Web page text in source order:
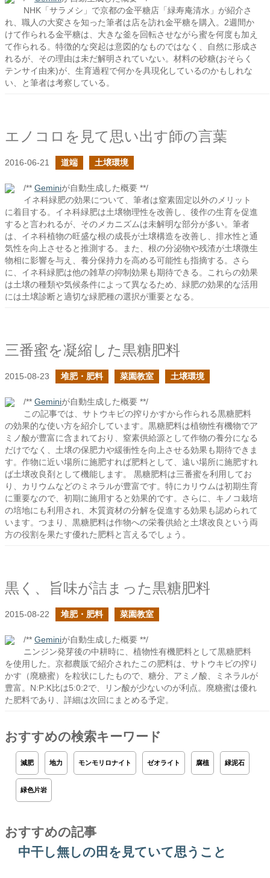
NHK「サラメシ」で京都の金平糖店「緑寿庵清水」が紹介さ
れ、職人の大変さを知った筆者は店を訪れ金平糖を購入。2週間か
けて作られる金平糖は、大きな釜を回転させながら蜜を何度も加え
て作られる。特徴的な突起は意図的なものではなく、自然に形成さ
れるが、その理由は未だ解明されていない。材料の砂糖(おそらく
テンサイ由来)が、生育過程で何かを具現化しているのかもしれな
い、と筆者は考察している。
エノコロを見て思い出す師の言葉
2016-06-21 道端 土壌環境
/** Geminiが自動生成した概要 **/
イネ科緑肥の効果について、筆者は窒素固定以外のメリット
に着目する。イネ科緑肥は土壌物理性を改善し、後作の生育を促進
すると言われるが、そのメカニズムは未解明な部分が多い。筆者
は、イネ科植物の旺盛な根の成長が土壌構造を改善し、排水性と通
気性を向上させると推測する。また、根の分泌物や残渣が土壌微生
物相に影響を与え、養分保持力を高める可能性も指摘する。さら
に、イネ科緑肥は他の雑草の抑制効果も期待できる。これらの効果
は土壌の種類や気候条件によって異なるため、緑肥の効果的な活用
には土壌診断と適切な緑肥種の選択が重要となる。
三番蜜を凝縮した黒糖肥料
2015-08-23 堆肥・肥料 菜園教室 土壌環境
/** Geminiが自動生成した概要 **/
この記事では、サトウキビの搾りかすから作られる黒糖肥料
の効果的な使い方を紹介しています。黒糖肥料は植物性有機物でア
ミノ酸が豊富に含まれており、窒素供給源として作物の養分になる
だけでなく、土壌の保肥力や緩衝性を向上させる効果も期待できま
す。作物に近い場所に施肥すれば肥料として、遠い場所に施肥すれ
ば土壌改良剤として機能します。 黒糖肥料は三番蜜を利用してお
り、カリウムなどのミネラルが豊富です。特にカリウムは初期生育
に重要なので、初期に施用すると効果的です。さらに、キノコ栽培
の培地にも利用され、木質資材の分解を促進する効果も認められて
います。つまり、黒糖肥料は作物への栄養供給と土壌改良という両
方の役割を果たす優れた肥料と言えるでしょう。
黒く、旨味が詰まった黒糖肥料
2015-08-22 堆肥・肥料 菜園教室
/** Geminiが自動生成した概要 **/
ニンジン発芽後の中耕時に、植物性有機肥料として黒糖肥料
を使用した。京都農販で紹介されたこの肥料は、サトウキビの搾り
かす（廃糖蜜）を粒状にしたもので、糖分、アミノ酸、ミネラルが
豊富。N:P:K比は5:0:2で、リン酸が少ないのが利点。廃糖蜜は優れ
た肥料であり、詳細は次回にまとめる予定。
おすすめの検索キーワード
減肥 地力 モンモリロナイト ゼオライト 腐植 緑泥石
緑色片岩
おすすめの記事
中干し無しの田を見ていて思うこと